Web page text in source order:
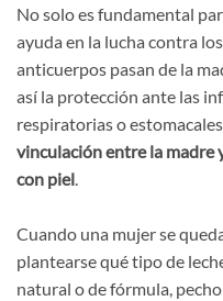
No solo es fundamental
ayuda en la lucha contra
anticuerpos pasan de la
así la protección ante las
respiratorias o
vinculación entre la madre
con piel.
Cuando una mujer se
plantearse qué tipo de
natural o de fórmula,